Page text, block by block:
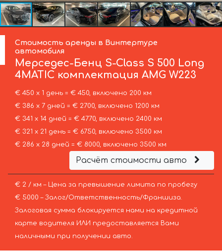
Стоимость аренды в Винтертуре
автомобиля
Мерседес-Бенц S-Class S 500 Long
4MATIC комплектация AMG W223
€ 450 х 1 день = € 450, включено 200 км
€ 386 х 7 дней = € 2700, включено 1200 км
€ 341 х 14 дней = € 4770, включено 2400 км
€ 321 х 21 день = € 6750, включено 3500 км
€ 286 х 28 дней = € 8000, включено 3500 км
Расчёт стоимости авто
€ 2 / км – Цена за превышение лимита по пробегу
€ 5000 – Залог/Ответственность/Франшиза.
Залоговая сумма блокируется нами на кредитной
карте водителя ИЛИ предоставляется Вами
наличными при получении авто.